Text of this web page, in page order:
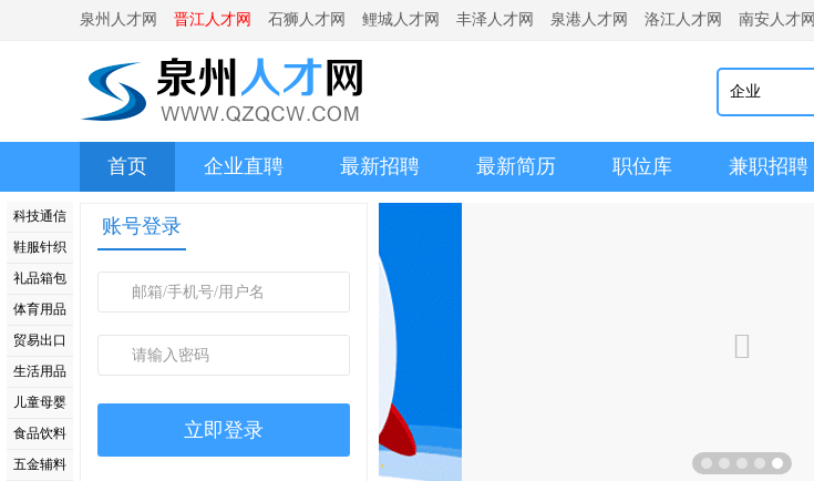
泉州人才网 晋江人才网 石狮人才网 鲤城人才网 丰泽人才网 泉港人才网 洛江人才网 南安人才网
企业
首页 企业直聘 最新招聘 最新简历 职位库 兼职招聘
账号登录
科技通信
鞋服针织
礼品箱包
体育用品
贸易出口
生活用品
儿童母婴
食品饮料
五金辅料